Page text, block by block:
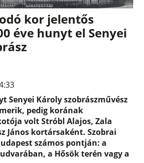
kor jelentős
éve hunyt el Senyei
Senyei Károly szobrászművész
pedig korának
volt Stróbl Alajos, Zala
János kortársaként. Szobrai
számos pontján: a
a Hősök terén vagy a